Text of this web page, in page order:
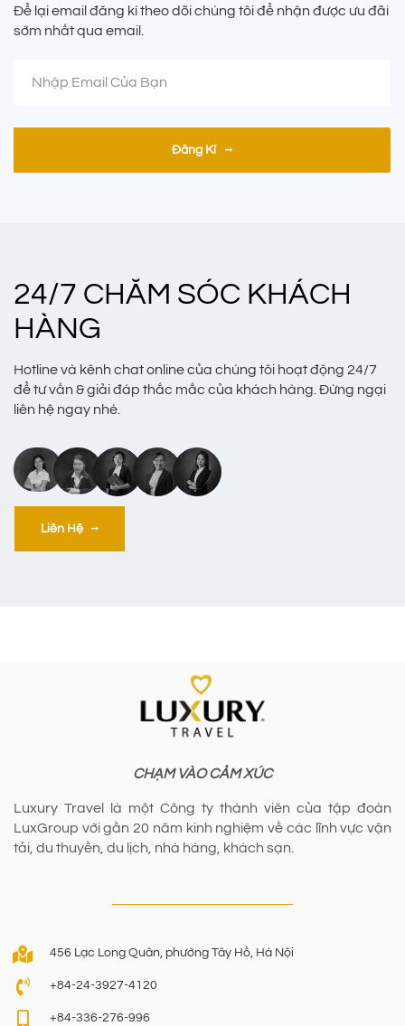
Để lại email đăng kí theo dõi chúng tôi để nhận được ưu đãi
sớm nhất qua email.
Đăng Kí
24/7 CHĂM SÓC KHÁCH
HÀNG
Hotline và kênh chat online của chúng tôi hoạt động 24/7
để tư vấn & giải đáp thắc mắc của khách hàng. Đừng ngại
liên hệ ngay nhé.
Liên Hệ
CHẠM VÀO CẢM XÚC
Luxury Travel là một Công ty thành viên của tập đoàn
LuxGroup với gần 20 năm kinh nghiệm về các lĩnh vực vận
tải, du thuyền, du lịch, nhà hàng, khách sạn.
456 Lạc Long Quân, phường Tây Hồ, Hà Nội
+84-24-3927-4120
+84-336-276-996